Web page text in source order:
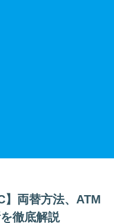
】両替方法、ATM
徹底解説